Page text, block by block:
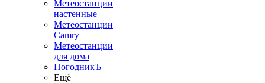
Метеостанции
настенные
Метеостанции
Camry
Метеостанции
для дома
ПогодникЪ
Ещё